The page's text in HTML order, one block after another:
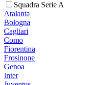
Squadra Serie A
Atalanta
Bologna
Cagliari
Como
Fiorentina
Frosinone
Genoa
Inter